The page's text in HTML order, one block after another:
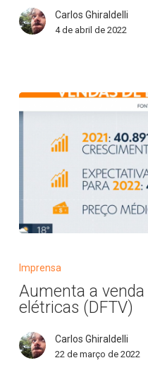
maior
nos
(Jornal
Hoje)
Carlos Ghiraldelli
4 de abril de 2022
venda
de
bicicletas
elétricas
(DFTV)
Imprensa
Aumenta a
elétricas (DFTV)
Carlos Ghiraldelli
22 de março de 2022